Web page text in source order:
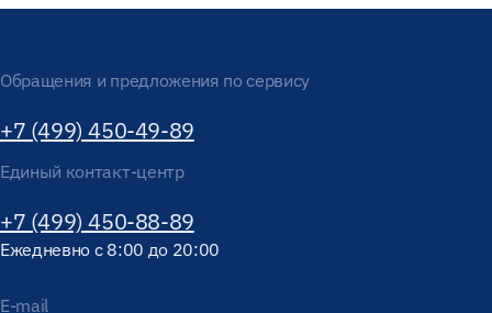
Обращения и предложения по сервису
+7 (499) 450-49-89
Единый контакт-центр
+7 (499) 450-88-89
Ежедневно с 8:00 до 20:00
E-mail